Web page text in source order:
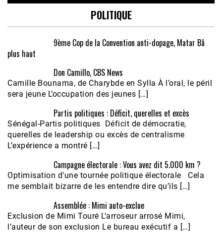
POLITIQUE
9ème Cop de la Convention anti-dopage, Matar Bâ
plus haut
Don Camillo, CBS News
Camille Bounama, de Charybde en Sylla À l’oral, le péril
sera jeune L’occupation des jeunes […]
Partis politiques : Déficit, querelles et excès
Sénégal-Partis politiques Déficit de démocratie,
querelles de leadership ou excès de centralisme
L’expérience a montré […]
Campagne électorale : Vous avez dit 5.000 km ?
Optimisation d’une tournée politique électorale Cela
me semblait bizarre de les entendre dire qu’ils […]
Assemblée : Mimi auto-exclue
Exclusion de Mimi Touré L’arroseur arrosé Mimi,
l’auteur de son exclusion Le bureau exécutif a […]